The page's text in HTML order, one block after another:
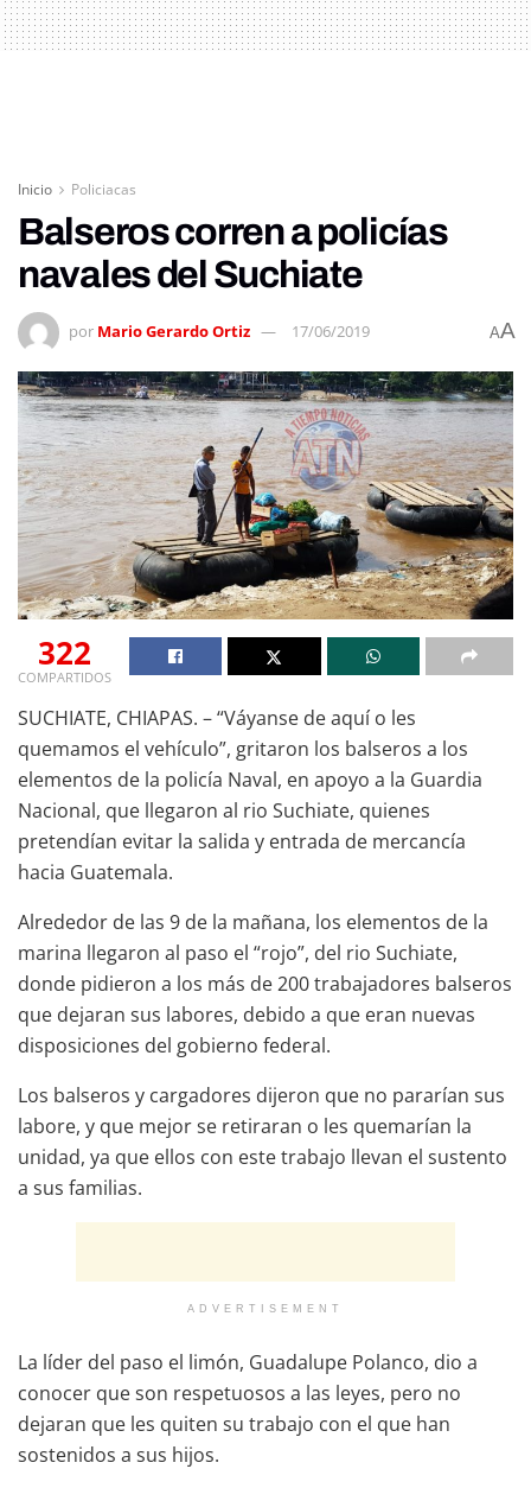
Inicio Policiacas
Balseros corren a policías
navales del Suchiate
por Mario Gerardo Ortiz 17/06/2019 AA
322
COMPARTIDOS
SUCHIATE, CHIAPAS. – “Váyanse de aquí o les
quemamos el vehículo”, gritaron los balseros a los
elementos de la policía Naval, en apoyo a la Guardia
Nacional, que llegaron al rio Suchiate, quienes
pretendían evitar la salida y entrada de mercancía
hacia Guatemala.
Alrededor de las 9 de la mañana, los elementos de la
marina llegaron al paso el “rojo”, del rio Suchiate,
donde pidieron a los más de 200 trabajadores balseros
que dejaran sus labores, debido a que eran nuevas
disposiciones del gobierno federal.
Los balseros y cargadores dijeron que no pararían sus
labore, y que mejor se retiraran o les quemarían la
unidad, ya que ellos con este trabajo llevan el sustento
a sus familias.
ADVERTISEMENT
La líder del paso el limón, Guadalupe Polanco, dio a
conocer que son respetuosos a las leyes, pero no
dejaran que les quiten su trabajo con el que han
sostenidos a sus hijos.